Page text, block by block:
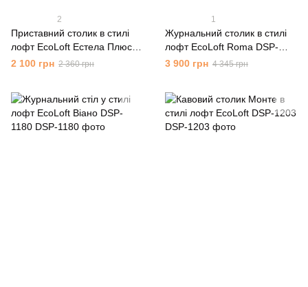
2
Приставний столик в стилі
лофт EcoLoft Естела Плюс
DSP-1067
2 100 грн 2 360 грн
1
Журнальний столик в стилі
лофт EcoLoft Roma DSP-
1077
3 900 грн 4 345 грн